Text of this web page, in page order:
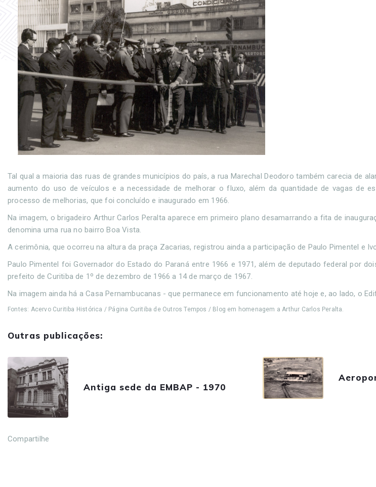
Tal qual a maioria das ruas de grandes municípios do país, a rua Marechal Deodoro também carecia de
aumento do uso de veículos e a necessidade de melhorar o fluxo, além da quantidade de vagas de
processo de melhorias, que foi concluído e inaugurado em 1966.
Na imagem, o brigadeiro Arthur Carlos Peralta aparece em primeiro plano desamarrando a fita de
denomina uma rua no bairro Boa Vista.
A cerimônia, que ocorreu na altura da praça Zacarias, registrou ainda a participação de Paulo Pimentel e
Paulo Pimentel foi Governador do Estado do Paraná entre 1966 e 1971, além de deputado federal por
prefeito de Curitiba de 1º de dezembro de 1966 a 14 de março de 1967.
Na imagem ainda há a Casa Pernambucanas - que permanece em funcionamento até hoje e, ao lado, o
Fontes: Acervo Curitiba Histórica / Página Curitiba de Outros Tempos / Blog em homenagem a Arthur Carlos Peralta.
Outras publicações:
Antiga sede da EMBAP - 1970
Compartilhe